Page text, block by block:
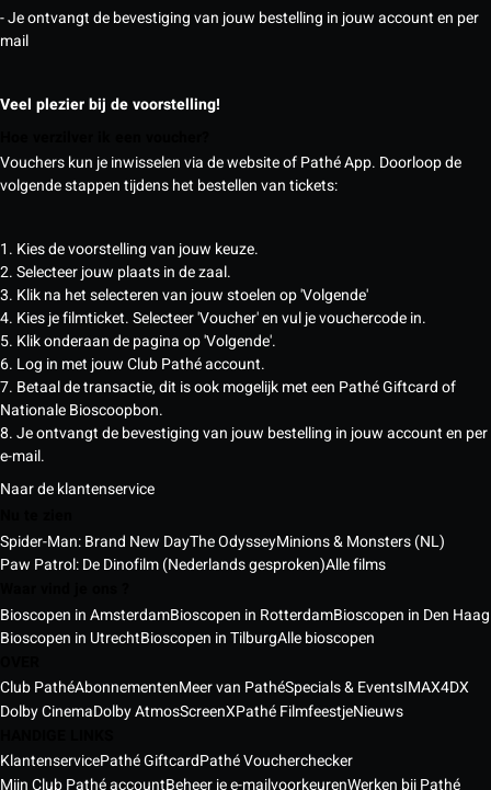
- Je ontvangt de bevestiging van jouw bestelling in jouw account en per
mail
Veel plezier bij de voorstelling!
Vouchers kun je inwisselen via de website of Pathé App. Doorloop de
volgende stappen tijdens het bestellen van tickets:
1. Kies de voorstelling van jouw keuze.
2. Selecteer jouw plaats in de zaal.
3. Klik na het selecteren van jouw stoelen op 'Volgende'
4. Kies je filmticket. Selecteer 'Voucher' en vul je vouchercode in.
5. Klik onderaan de pagina op 'Volgende'.
6. Log in met jouw Club Pathé account.
7. Betaal de transactie, dit is ook mogelijk met een Pathé Giftcard of
Nationale Bioscoopbon.
8. Je ontvangt de bevestiging van jouw bestelling in jouw account en per
e-mail.
Naar de klantenservice
Spider-Man: Brand New DayThe OdysseyMinions & Monsters (NL)
Paw Patrol: De Dinofilm (Nederlands gesproken)Alle films
Bioscopen in AmsterdamBioscopen in RotterdamBioscopen in Den Haag
Bioscopen in UtrechtBioscopen in TilburgAlle bioscopen
Club PathéAbonnementenMeer van PathéSpecials & EventsIMAX4DX
Dolby CinemaDolby AtmosScreenXPathé FilmfeestjeNieuws
KlantenservicePathé GiftcardPathé Voucherchecker
Mijn Club Pathé accountBeheer je e-mailvoorkeurenWerken bij Pathé